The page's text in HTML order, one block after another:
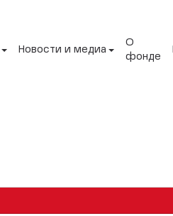
Новости и медиа
О
фонде